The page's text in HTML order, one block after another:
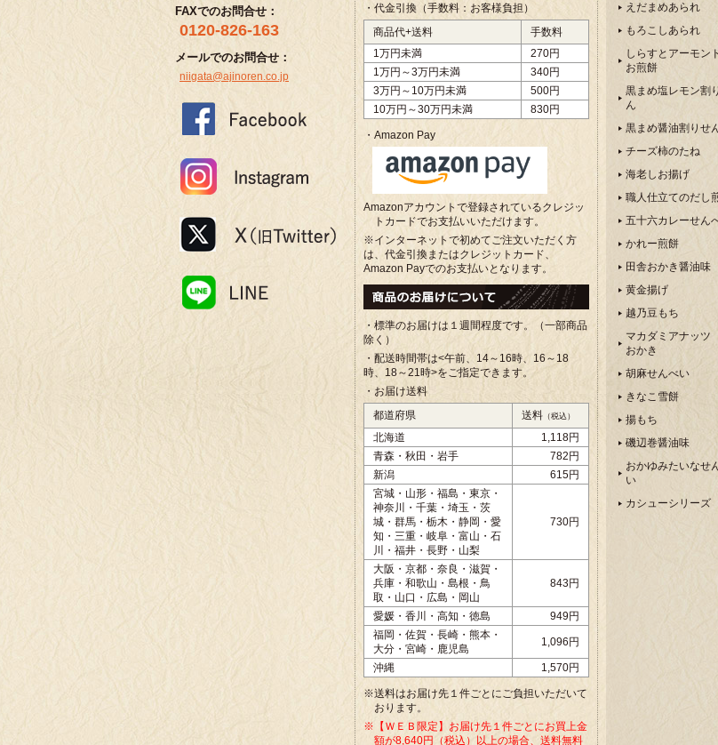
FAXでのお問合せ：
0120-826-163
メールでのお問合せ：
niigata@ajinoren.co.jp
・代金引換（手数料：お客様負担）
商品代+送料
手数料
1万円未満
270円
1万円～3万円未満
340円
3万円～10万円未満
500円
10万円～30万円未満
830円
・Amazon Pay
Amazonアカウントで登録されているクレジッ
トカードでお支払いいただけます。
※インターネットで初めてご注文いただく方
は、代金引換またはクレジットカード、
Amazon Payでのお支払いとなります。
・標準のお届けは１週間程度です。（一部商品
除く）
・配送時間帯は<午前、 14～16時、16～18
時、18～21時>をご指定できます。
・お届け送料
都道府県
送料 （税込）
北海道
1,118円
青森・秋田・岩手
782円
新潟
615円
宮城・山形・福島・東京・
神奈川・千葉・埼玉・茨
城・群馬・栃木・静岡・愛
知・三重・岐阜・富山・石
川・福井・長野・山梨
730円
大阪・京都・奈良・滋賀・
兵庫・和歌山・島根・鳥
取・山口・広島・岡山
843円
愛媛・香川・高知・徳島
949円
福岡・佐賀・長崎・熊本・
大分・宮崎・鹿児島
1,096円
沖縄 1,570円
※送料はお届け先１件ごとにご負担いただいて
おります。
※【ＷＥＢ限定】お届け先１件ごとにお買上金
額が8,640円（税込）以上の場合、送料無料
えだまめあられ
もろこしあられ
しらすとアーモン
お煎餅
黒まめ塩レモン割
ん
黒まめ醤油割りせ
チーズ柿のたね
海老しお揚げ
職人仕立てのだし
五十六カレーせん
かれー煎餅
田舎おかき醤油味
黄金揚げ
越乃豆もち
マカダミアナッツ
おかき
胡麻せんべい
きなこ雪餅
揚もち
磯辺巻醤油味
おかゆみたいなせ
い
カシューシリーズ